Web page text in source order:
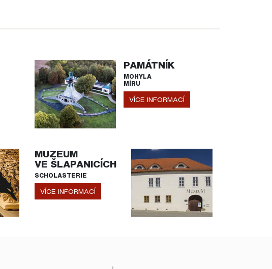
PAMÁTNÍK
MOHYLA
MÍRU
VÍCE INFORMACÍ
MUZEUM
VE ŠLAPANICÍCH
SCHOLASTERIE
VÍCE INFORMACÍ